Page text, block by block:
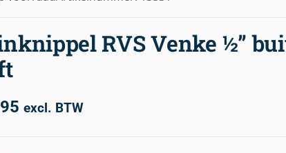
RVS Venke ½”
excl. BTW